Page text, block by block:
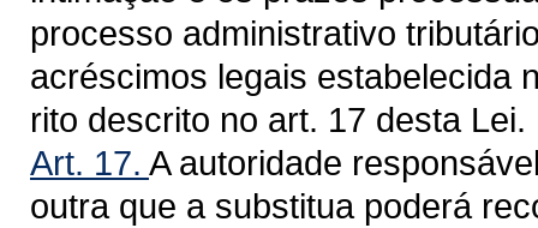
processo administrativo
acréscimos legais estabelecida
rito descrito no art. 17 desta Lei.
Art. 17. A autoridade
outra que a substitua poderá